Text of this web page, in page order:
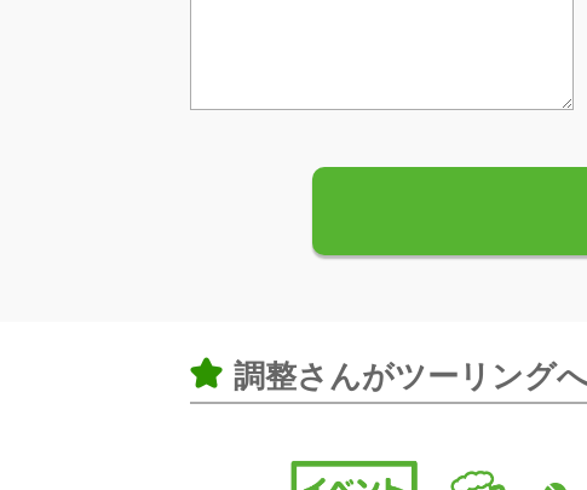
調整さんがツーリング